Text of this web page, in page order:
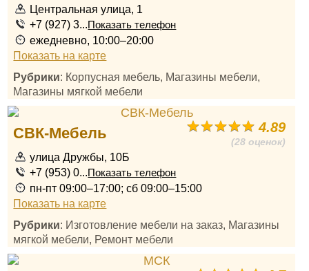
Центральная улица, 1
+7 (927) 3...Показать телефон
ежедневно, 10:00–20:00
Показать на карте
Рубрики: Корпусная мебель, Магазины мебели,
Магазины мягкой мебели
4.89
(28 оценок)
СВК-Мебель
улица Дружбы, 10Б
+7 (953) 0...Показать телефон
пн-пт 09:00–17:00; сб 09:00–15:00
Показать на карте
Рубрики: Изготовление мебели на заказ, Магазины
мягкой мебели, Ремонт мебели